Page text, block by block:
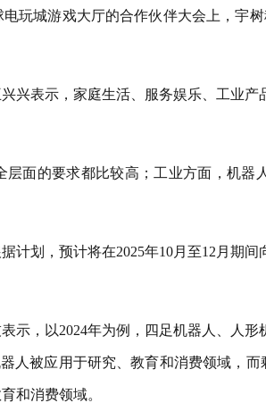
玩城游戏大厅的合作伙伴大会上，宇
兴表示，家庭生活、服务娱乐、工业产
面的要求都比较高；工业方面，机器
计划，预计将在2025年10月至12月期间
示，以2024年为例，四足机器人、人形
人被应用于研究、教育和消费领域，而
和消费领域。